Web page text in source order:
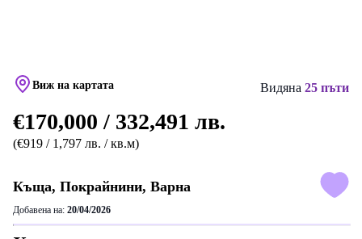
Виж на картата Видяна 25 пъти
€170,000 / 332,491 лв.
(€919 / 1,797 лв. / кв.м)
Къща, Покрайнини, Варна
Добавена на: 20/04/2026